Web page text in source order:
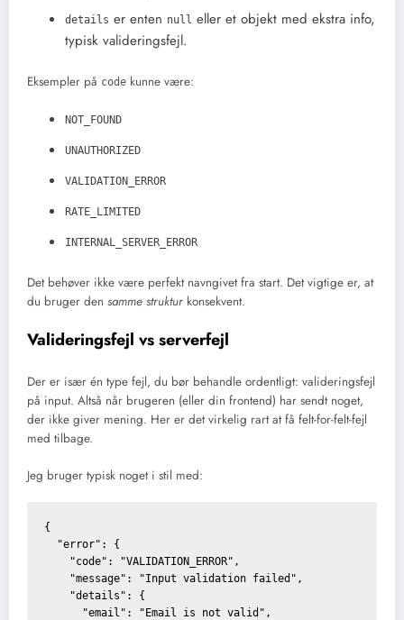
details er enten null eller et objekt med ekstra info,
typisk valideringsfejl.
Eksempler på code kunne være:
NOT_FOUND
UNAUTHORIZED
VALIDATION_ERROR
RATE_LIMITED
INTERNAL_SERVER_ERROR
Det behøver ikke være perfekt navngivet fra start. Det vigtige er, at
du bruger den samme struktur konsekvent.
Valideringsfejl vs serverfejl
Der er især én type fejl, du bør behandle ordentligt: valideringsfejl
på input. Altså når brugeren (eller din frontend) har sendt noget,
der ikke giver mening. Her er det virkelig rart at få felt-for-felt-fejl
med tilbage.
Jeg bruger typisk noget i stil med:
{
  "error": {
    "code": "VALIDATION_ERROR",
    "message": "Input validation failed",
    "details": {
      "email": "Email is not valid",